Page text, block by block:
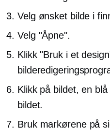
Velg ønsket bilde i
Velg "Åpne".
Klikk "Bruk i et
Klikk på bildet, en
bildet.
Bruk markørene på